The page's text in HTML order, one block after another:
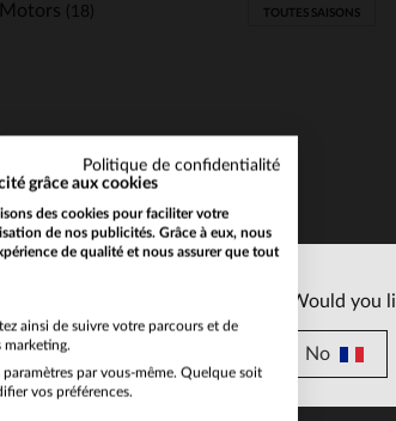
(18)
TAILLES
TOUTES SAISONS
Would you
No
Politique de confidentialité
grâce aux cookies
des cookies pour faciliter votre
de nos publicités. Grâce à eux, nous
de qualité et nous assurer que tout
ainsi de suivre votre parcours et de
marketing.
par vous-même. Quelque soit
vos préférences.